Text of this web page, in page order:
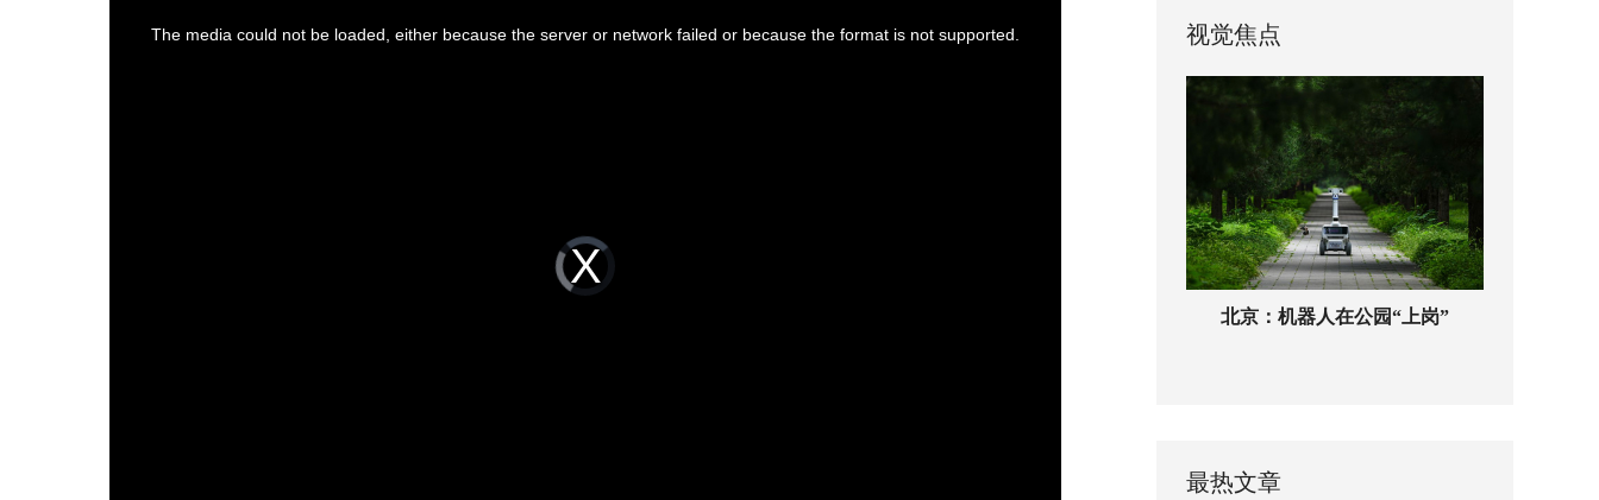
Video
Player
is
loading.
The media could not be loaded, either because the server or network failed or because the format is not supported. 视觉焦点
北京：机器人在公园“上岗”
最热文章